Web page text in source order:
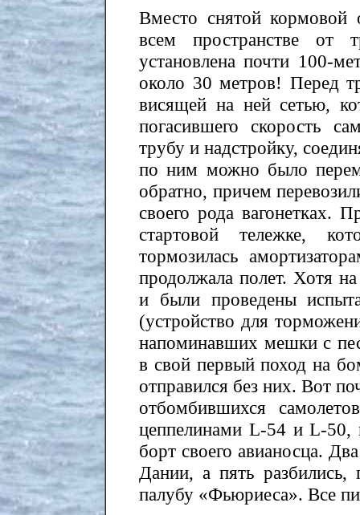
Вместо снятой
всем пространстве от
установлена почти 100-
около 30 метров! Перед
висящей на ней сетью,
погасившего скорость
трубу и надстройку,
по ним можно было
обратно, причем
своего рода вагонетках.
стартовой тележке,
тормозилась
продолжала полет. Хотя
и были проведены
(устройство для
напоминавших мешки с
в свой первый поход на
отправился без них. Вот
отбомбившихся
цеппелинами L-54 и L-50,
борт своего авианосца.
Дании, а пять
палубу «Фьюриеса». Все